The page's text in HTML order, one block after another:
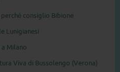
consiglio Bibione
Lunigianesi
a Milano
Viva di Bussolengo (Verona)